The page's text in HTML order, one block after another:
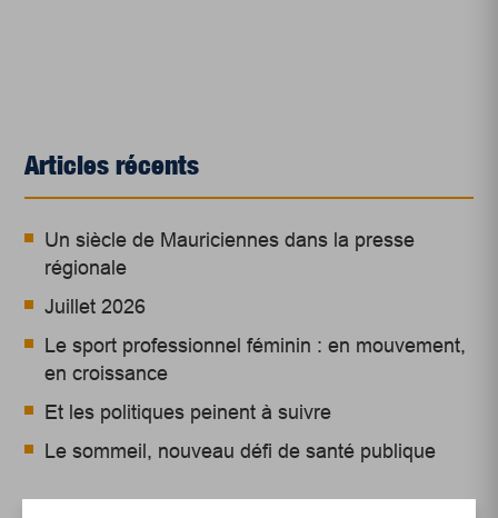
Articles récents
Un siècle de Mauriciennes dans la presse
régionale
Juillet 2026
Le sport professionnel féminin : en mouvement,
en croissance
Et les politiques peinent à suivre
Le sommeil, nouveau défi de santé publique